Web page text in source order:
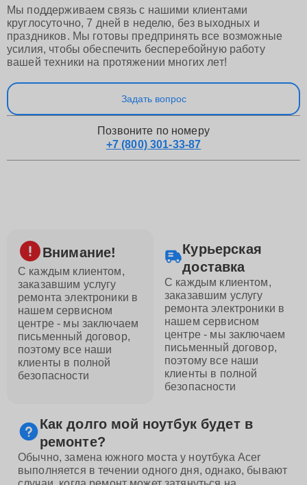
Мы поддерживаем связь с нашими клиентами
круглосуточно, 7 дней в неделю, без выходных и
праздников. Мы готовы предпринять все возможные
усилия, чтобы обеспечить бесперебойную работу
вашей техники на протяжении многих лет!
Задать вопрос
Позвоните по номеру
+7 (800) 301-33-87
Внимание!
С каждым клиентом,
заказавшим услугу
ремонта электроники в
нашем сервисном
центре - мы заключаем
письменный договор,
поэтому все наши
клиенты в полной
безопасности
Курьерская
доставка
С каждым клиентом,
заказавшим услугу
ремонта электроники в
нашем сервисном
центре - мы заключаем
письменный договор,
поэтому все наши
клиенты в полной
безопасности
Как долго мой ноутбук будет в
ремонте?
Обычно, замена южного моста у ноутбука Acer
выполняется в течении одного дня, однако, бывают